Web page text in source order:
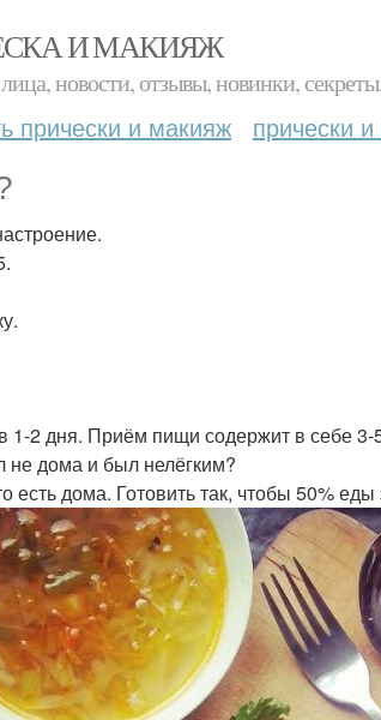
И МАКИЯЖ
новости, отзывы, новинки,
прически и макияж прически
1-2 дня. Приём пищи содержит в себе
не дома и был нелёгким?
есть дома. Готовить так, чтобы 50%